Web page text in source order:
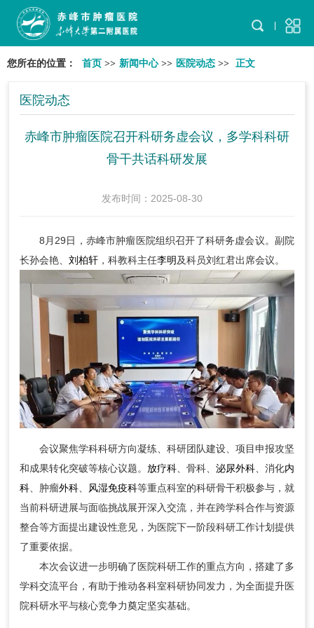
您所在的位置： 首页 >> 新闻中心>> 医院动态 >> 正文
医院动态
赤峰市肿瘤医院召开科研务虚会议，多学科科研
骨干共话科研发展
发布时间：2025-08-30
8月29日，赤峰市肿瘤医院组织召开了科研务虚会议。副院
长孙会艳、 刘柏轩，科教科主任李明及科员刘红君出席会议。
会议聚焦学科科研方向凝练、科研团队建设、项目申报攻坚
和成果转化突破等核心议题。 放疗科 、骨科、泌尿外科 、消化内
科、肿瘤外科、 风湿免疫科等重点科室的科研骨干积极参与，就
当前科研进展与面临挑战展开深入交流，并在跨学科合作与资源
整合等方面提出建设性意见，为医院下一阶段科研工作计划提供
了重要依据。
本次会议进一步明确了医院科研工作的重点方向，搭建了多
学科交流平台，有助于推动各科室科研协同发力，为全面提升医
院科研水平与核心竞争力奠定坚实基础。